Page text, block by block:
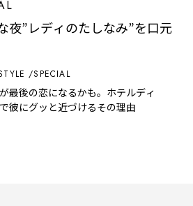
夜”レディのたしなみ”を口元
SPECIAL
最後の恋になるかも。ホテルディ
彼にグッと近づけるその理由